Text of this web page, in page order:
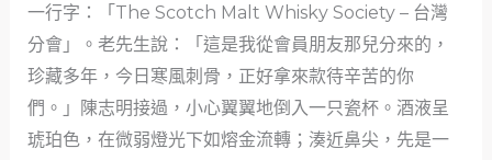
一行字：「The Scotch Malt Whisky Society – 台灣
分會」。老先生說：「這是我從會員朋友那兒分來的，
珍藏多年，今日寒風刺骨，正好拿來款待辛苦的你
們。」陳志明接過，小心翼翼地倒入一只瓷杯。酒液呈
琥珀色，在微弱燈光下如熔金流轉；湊近鼻尖，先是一